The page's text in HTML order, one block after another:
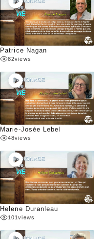
Patrice Nagan
82views
Marie-Josée Lebel
48views
Helene Duranleau
101views